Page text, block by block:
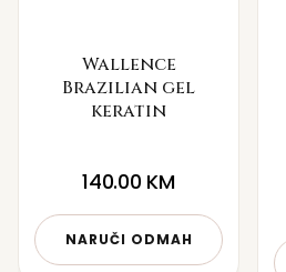
Wallence
Brazilian gel
keratin
140.00 KM
NARUČI ODMAH